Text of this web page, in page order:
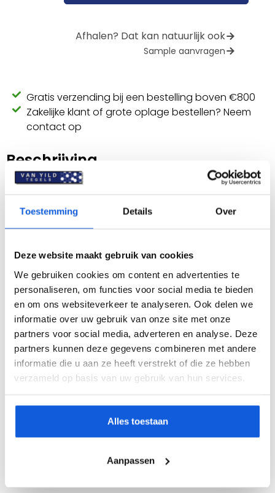
Toestemming Details Over
Deze website maakt gebruik van cookies
We gebruiken cookies om content en advertenties te
personaliseren, om functies voor social media te bieden
en om ons websiteverkeer te analyseren. Ook delen we
informatie over uw gebruik van onze site met onze
partners voor social media, adverteren en analyse. Deze
partners kunnen deze gegevens combineren met andere
informatie die u aan ze heeft verstrekt of die ze hebben
verzameld op basis van uw gebruik van hun services.
Alles toestaan
Aanpassen
Afhalen? Dat kan natuurlijk ook
Sample aanvragen
Gratis verzending bij een bestelling boven €800
Zakelijke klant of grote oplage bestellen? Neem
contact op
Beschrijving
Specificaties